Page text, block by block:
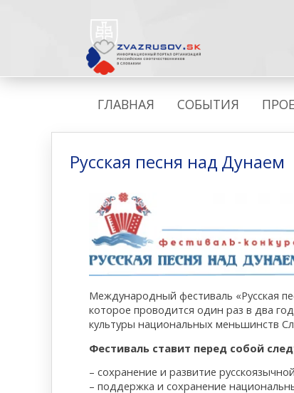
ГЛАВНАЯ СОБЫТИЯ
Русская песня над Дунаем
Международный фестиваль «Русская
которое проводится один раз в два
культуры национальных меньшинств
Фестиваль ставит перед собой
– сохранение и развитие
– поддержка и сохранение